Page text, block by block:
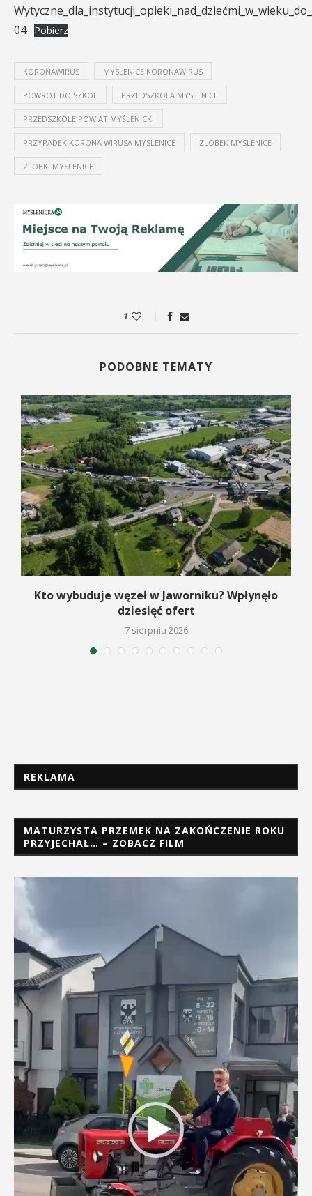
04
Pobierz
KORONAWIRUS MYSLENICE KORONAWIRUS
POWROT DO SZKOL PRZEDSZKOLA MYSLENICE
PRZEDSZKOLE POWIAT MYŚLENICKI
PRZYPADEK KORONA WIRUSA MYSLENICE ZLOBEK MYSLENICE
ZLOBKI MYSLENICE
1
PODOBNE TEMATY
Kto wybuduje węzeł w Jaworniku? Wpłynęło
dziesięć ofert
7 sierpnia 2026
REKLAMA
MATURZYSTA PRZEMEK NA ZAKOŃCZENIE ROKU
PRZYJECHAŁ… – ZOBACZ FILM
Odtwarzacz